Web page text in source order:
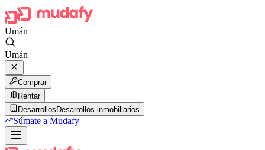
Umán
Umán
Comprar
Rentar
Desarrollos Desarrollos inmobiliarios
Súmate a Mudafy